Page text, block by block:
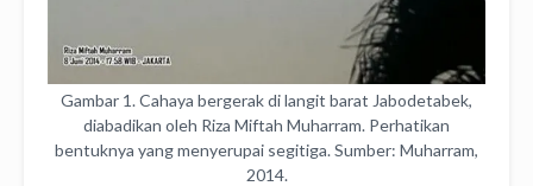
Gambar 1. Cahaya bergerak di langit barat Jabodetabek,
diabadikan oleh Riza Miftah Muharram. Perhatikan
bentuknya yang menyerupai segitiga. Sumber: Muharram,
2014.